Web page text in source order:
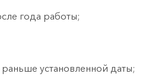
года работы;
установленной даты;